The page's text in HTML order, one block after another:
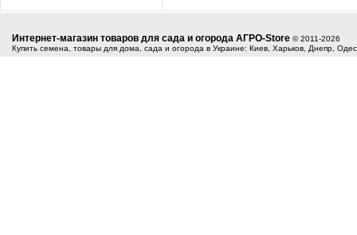
Интернет-магазин товаров для сада и огорода АГРО-Store © 2011-2026
Купить семена, товары для дома, сада и огорода в Украине: Киев, Харьков, Днепр,